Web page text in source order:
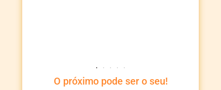
O próximo pode ser o seu!